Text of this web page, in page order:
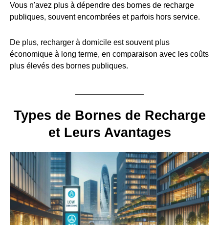
Vous n'avez plus à dépendre des bornes de recharge
publiques, souvent encombrées et parfois hors service.
De plus, recharger à domicile est souvent plus
économique à long terme, en comparaison avec les coûts
plus élevés des bornes publiques.
Types de Bornes de Recharge
et Leurs Avantages